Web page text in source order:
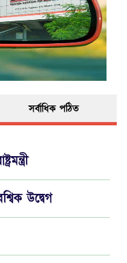
সর্বাধিক পঠিত
উদ্বেগ